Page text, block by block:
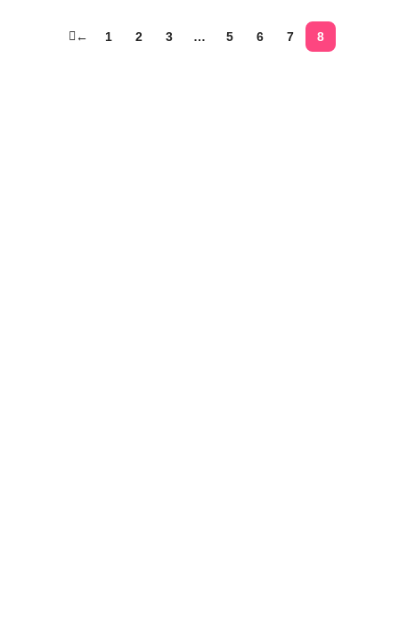
← 1 2 3 … 5 6 7 8